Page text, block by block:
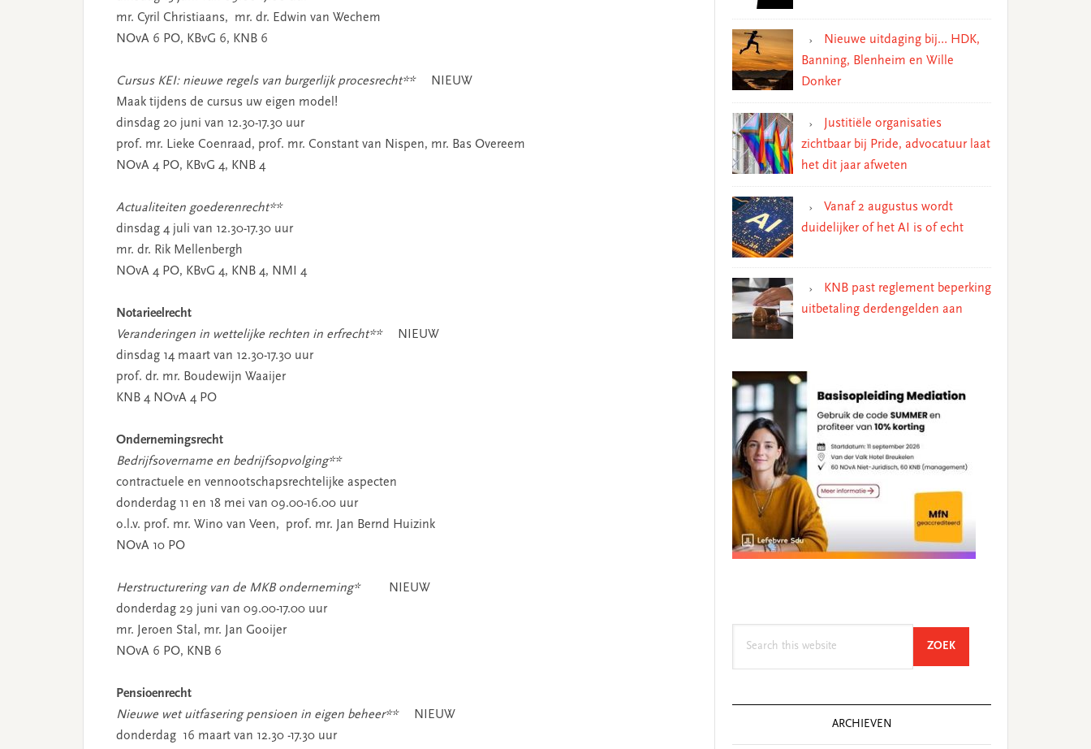
mr. Cyril Christiaans, mr. dr. Edwin van Wechem
NOvA 6 PO, KBvG 6, KNB 6
Cursus KEI: nieuwe regels van burgerlijk procesrecht**NIEUW
Maak tijdens de cursus uw eigen model!
dinsdag 20 juni van 12.30-17.30 uur
prof. mr. Lieke Coenraad, prof. mr. Constant van Nispen, mr. Bas Overeem
NOvA 4 PO, KBvG 4, KNB 4
Actualiteiten goederenrecht**
dinsdag 4 juli van 12.30-17.30 uur
mr. dr. Rik Mellenbergh
NOvA 4 PO, KBvG 4, KNB 4, NMI 4
Notarieelrecht
Veranderingen in wettelijke rechten in erfrecht**NIEUW
dinsdag 14 maart van 12.30-17.30 uur
prof. dr. mr. Boudewijn Waaijer
KNB 4 NOvA 4 PO
Ondernemingsrecht
Bedrijfsovername en bedrijfsopvolging**
contractuele en vennootschapsrechtelijke aspecten
donderdag 11 en 18 mei van 09.00-16.00 uur
o.l.v. prof. mr. Wino van Veen, prof. mr. Jan Bernd Huizink
NOvA 10 PO
Herstructurering van de MKB onderneming*NIEUW
donderdag 29 juni van 09.00-17.00 uur
mr. Jeroen Stal, mr. Jan Gooijer
NOvA 6 PO, KNB 6
Pensioenrecht
Nieuwe wet uitfasering pensioen in eigen beheer**NIEUW
donderdag 16 maart van 12.30 -17.30 uur
Nieuwe uitdaging bij… HDK,
Banning, Blenheim en Wille
Donker
Justitiële organisaties
zichtbaar bij Pride, advocatuur laat
het dit jaar afweten
Vanaf 2 augustus wordt
duidelijker of het AI is of echt
KNB past reglement beperking
uitbetaling derdengelden aan
ZOEKSEARCH
ARCHIEVEN